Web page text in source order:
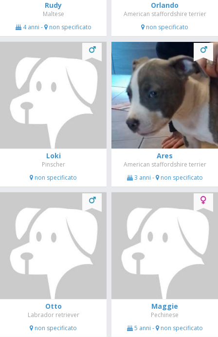
Rudy
Maltese
4 anni - non specificato
Orlando
American staffordshire terrier
non specificato
Loki
Pinscher
non specificato
Ares
American staffordshire terrier
3 anni - non specificato
Otto
Labrador retriever
non specificato
Maggie
Pechinese
5 anni - non specificato